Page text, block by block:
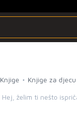
Knjige Knjige za djecu
Hej, želim ti nešto